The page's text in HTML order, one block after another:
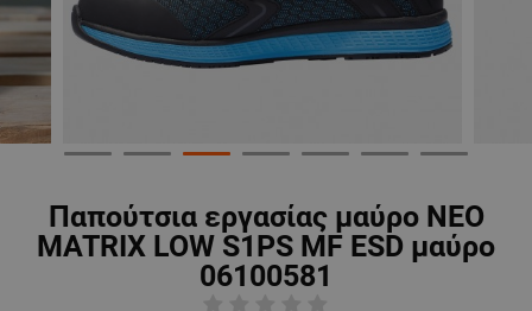
Παπούτσια εργασίας μαύρο NEO
MATRIX LOW S1PS MF ESD μαύρο
06100581